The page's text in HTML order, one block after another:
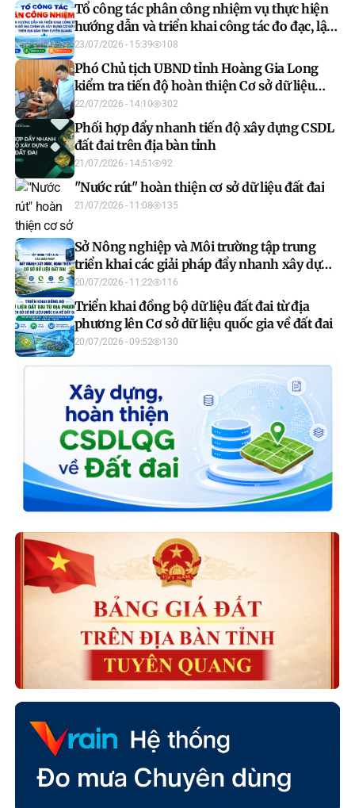
Tổ công tác phân công nhiệm vụ thực hiện
hướng dẫn và triển khai công tác đo đạc, lập
bản đồ địa chính và xây dựng cơ sở dữ liệu
trên địa bàn tỉnh Tuyên Quang
23/07/2026 - 15:39 108
Phó Chủ tịch UBND tỉnh Hoàng Gia Long
kiểm tra tiến độ hoàn thiện Cơ sở dữ liệu
quốc gia về đất đai
22/07/2026 - 14:10 302
Phối hợp đẩy nhanh tiến độ xây dựng CSDL
đất đai trên địa bàn tỉnh
21/07/2026 - 14:51 92
"Nước rút" hoàn thiện cơ sở dữ liệu đất đai
21/07/2026 - 11:08 135
Sở Nông nghiệp và Môi trường tập trung
triển khai các giải pháp đẩy nhanh xây dựng,
hoàn thiện cơ sở dữ liệu đất đai
20/07/2026 - 11:22 116
Triển khai đồng bộ dữ liệu đất đai từ địa
phương lên Cơ sở dữ liệu quốc gia về đất đai
20/07/2026 - 09:52 130